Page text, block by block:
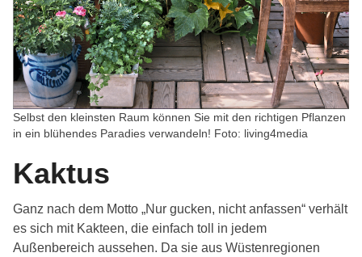
Selbst den kleinsten Raum können Sie mit den richtigen Pflanzen
in ein blühendes Paradies verwandeln! Foto: living4media
Kaktus
Ganz nach dem Motto „Nur gucken, nicht anfassen“ verhält
es sich mit Kakteen, die einfach toll in jedem
Außenbereich aussehen. Da sie aus Wüstenregionen